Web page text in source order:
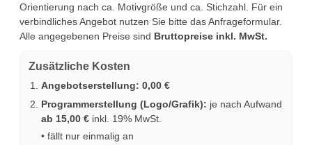
Orientierung nach ca. Motivgröße und ca. Stichzahl. Für ein
verbindliches Angebot nutzen Sie bitte das Anfrageformular.
Alle angegebenen Preise sind Bruttopreise inkl. MwSt.
Zusätzliche Kosten
Angebotserstellung: 0,00 €
Programmerstellung (Logo/Grafik): je nach Aufwand
ab 15,00 € inkl. 19% MwSt.
• fällt nur einmalig an